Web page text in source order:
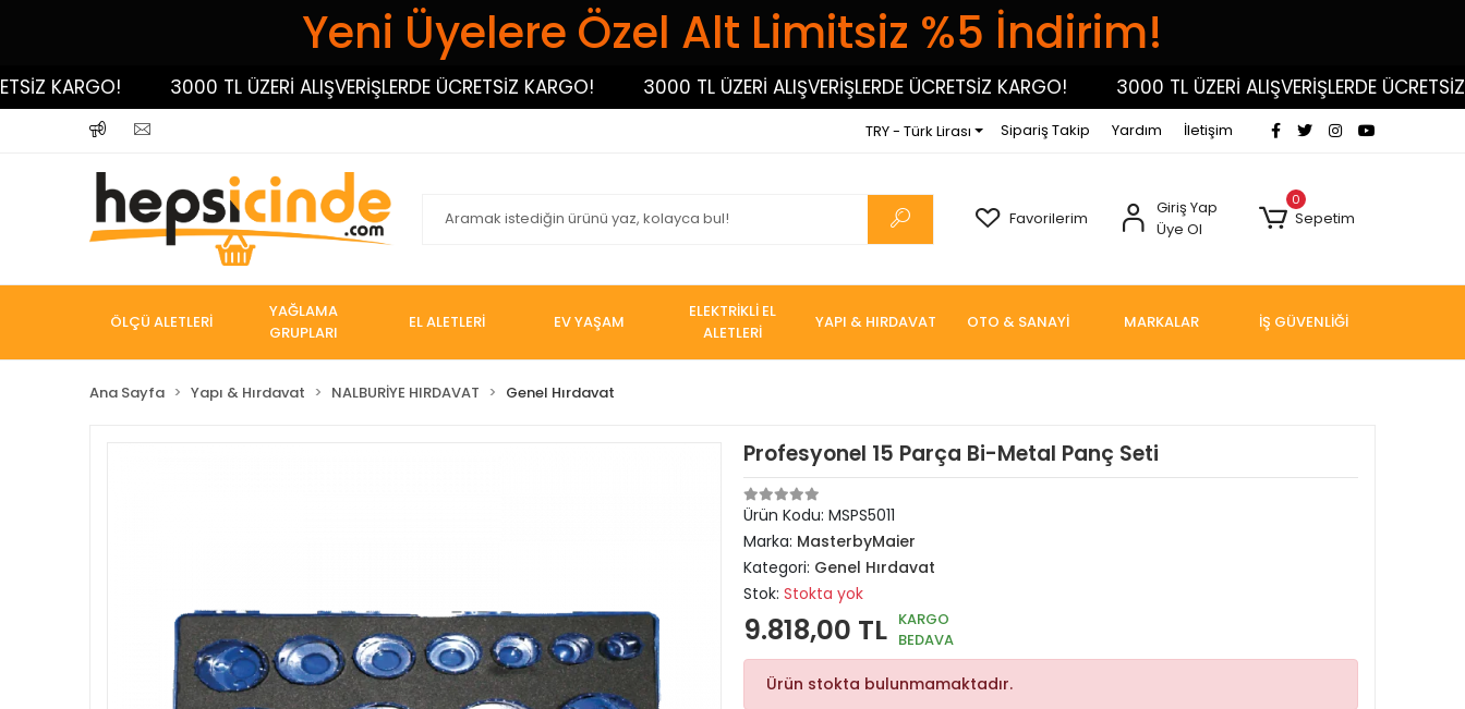
Yeni Üyelere Özel Alt Limitsiz %5 İndirim!
KARGO! 3000 TL ÜZERİ ALIŞVERİŞLERDE ÜCRETSİZ KARGO! 3000 TL ÜZERİ ALIŞVERİŞLERDE ÜCRETSİZ KARGO! 3000 TL ÜZERİ ALIŞVERİŞLERDE ÜCRETSİZ
TRY - Türk Lirası Sipariş Takip Yardım İletişim
Favorilerim
Giriş Yap
Üye Ol
0
Sepetim
ÖLÇÜ ALETLERİ
YAĞLAMA
GRUPLARI
EL ALETLERİ EV YAŞAM
ELEKTRİKLİ EL
ALETLERİ
YAPI & HIRDAVAT OTO & SANAYİ MARKALAR İŞ GÜVENLİĞİ
Ana Sayfa Yapı & Hırdavat NALBURİYE HIRDAVAT Genel Hırdavat
Profesyonel 15 Parça Bi-Metal Panç Seti
Ürün Kodu: MSPS5011
Marka: MasterbyMaier
Kategori: Genel Hırdavat
Stok: Stokta yok
9.818,00 TL KARGO
BEDAVA
Ürün stokta bulunmamaktadır.